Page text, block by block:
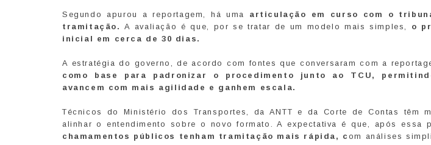
Segundo apurou a reportagem, há uma articulação em curso com o
tramitação. A avaliação é que, por se tratar de um modelo mais simples, o
inicial em cerca de 30 dias.
A estratégia do governo, de acordo com fontes que conversaram com a
como base para padronizar o procedimento junto ao TCU,
avancem com mais agilidade e ganhem escala.
Técnicos do Ministério dos Transportes, da ANTT e da Corte de Contas têm
alinhar o entendimento sobre o novo formato. A expectativa é que, após essa
chamamentos públicos tenham tramitação mais rápida, c om análises